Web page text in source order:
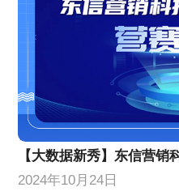
2024年10月24日